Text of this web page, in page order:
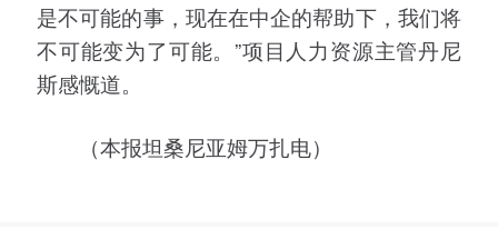
是不可能的事，现在在中企的帮助下，我们将
不可能变为了可能。”项目人力资源主管丹尼
斯感慨道。
（本报坦桑尼亚姆万扎电）